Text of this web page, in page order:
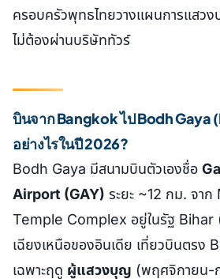
ครอบครัวพุทธไทยวางแผนการแสว
ไม่ต้องผ่านบริษัททัวร์
บินจาก Bangkok ไป Bodh Gaya
อย่างไรในปี 2026?
Bodh Gaya มีสนามบินตัวเองชื่อ
Airport (GAY) ระยะ ~12 กม. จา
Temple Complex อยู่ในรัฐ Bihar
เฉียงเหนือของอินเดีย เที่ยวบินตรง
เฉพาะฤดู ผู้แสวงบุญ (พฤศจิกายน-